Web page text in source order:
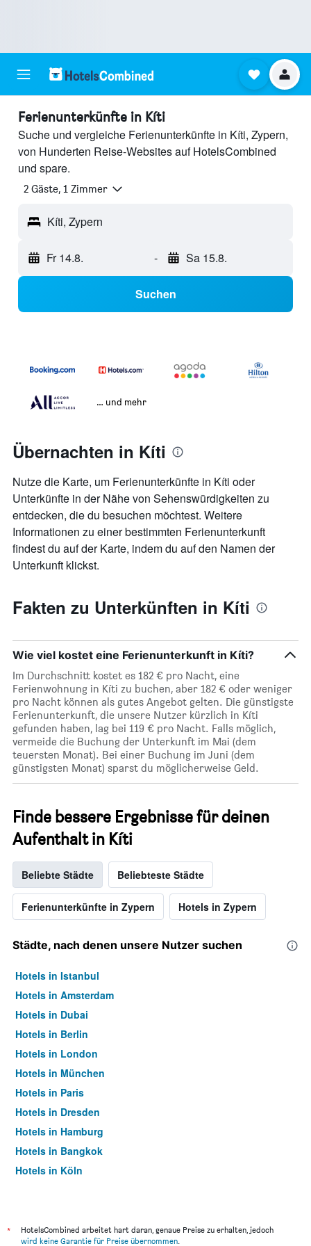
Ferienunterkünfte in Kíti
Suche und vergleiche Ferienunterkünfte in Kíti, Zypern,
von Hunderten Reise-Websites auf HotelsCombined
und spare.
2 Gäste, 1 Zimmer
Kíti, Zypern
Fr 14.8. - Sa 15.8.
Suchen
… und mehr
Übernachten in Kíti
Nutze die Karte, um Ferienunterkünfte in Kíti oder
Unterkünfte in der Nähe von Sehenswürdigkeiten zu
entdecken, die du besuchen möchtest. Weitere
Informationen zu einer bestimmten Ferienunterkunft
findest du auf der Karte, indem du auf den Namen der
Unterkunft klickst.
Fakten zu Unterkünften in Kíti
Wie viel kostet eine Ferienunterkunft in Kíti?
Im Durchschnitt kostet es 182 € pro Nacht, eine
Ferienwohnung in Kíti zu buchen, aber 182 € oder weniger
pro Nacht können als gutes Angebot gelten. Die günstigste
Ferienunterkunft, die unsere Nutzer kürzlich in Kíti
gefunden haben, lag bei 119 € pro Nacht. Falls möglich,
vermeide die Buchung der Unterkunft im Mai (dem
teuersten Monat). Bei einer Buchung im Juni (dem
günstigsten Monat) sparst du möglicherweise Geld.
Finde bessere Ergebnisse für deinen
Aufenthalt in Kíti
Beliebte Städte Beliebteste Städte
Ferienunterkünfte in Zypern Hotels in Zypern
Städte, nach denen unsere Nutzer suchen
Hotels in Istanbul
Hotels in Amsterdam
Hotels in Dubai
Hotels in Berlin
Hotels in London
Hotels in München
Hotels in Paris
Hotels in Dresden
Hotels in Hamburg
Hotels in Bangkok
Hotels in Köln
*
HotelsCombined arbeitet hart daran, genaue Preise zu erhalten, jedoch
wird keine Garantie für Preise übernommen.